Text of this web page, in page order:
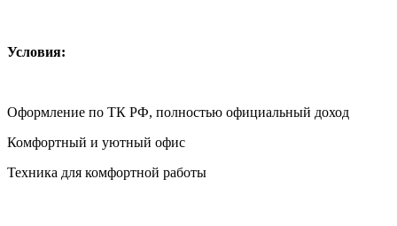
Условия:
Оформление по ТК РФ, полностью официальный доход
Комфортный и уютный офис
Техника для комфортной работы